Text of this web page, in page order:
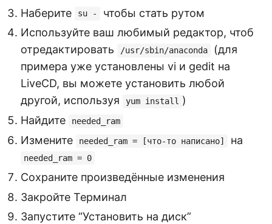
Наберите
su -
чтобы стать рутом
Используйте ваш любимый редактор, чтоб
отредактировать
/usr/sbin/anaconda
(для
примера уже установлены vi и gedit на
LiveCD, вы можете установить любой
другой, используя
yum install )
Найдите
needed_ram
Измените needed_ram = [что-то написано] на
needed_ram = 0
Сохраните произведённые изменения
Закройте Терминал
Запустите “Установить на диск”